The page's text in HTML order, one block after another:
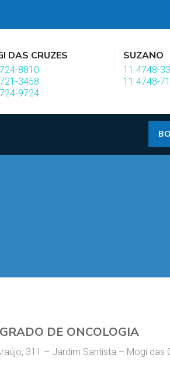
DAS CRUZES
8810
3458
9724
SUZANO
11 4748-
11 4748-
DE ONCOLOGIA
311 – Jardim Santista – Mogi das